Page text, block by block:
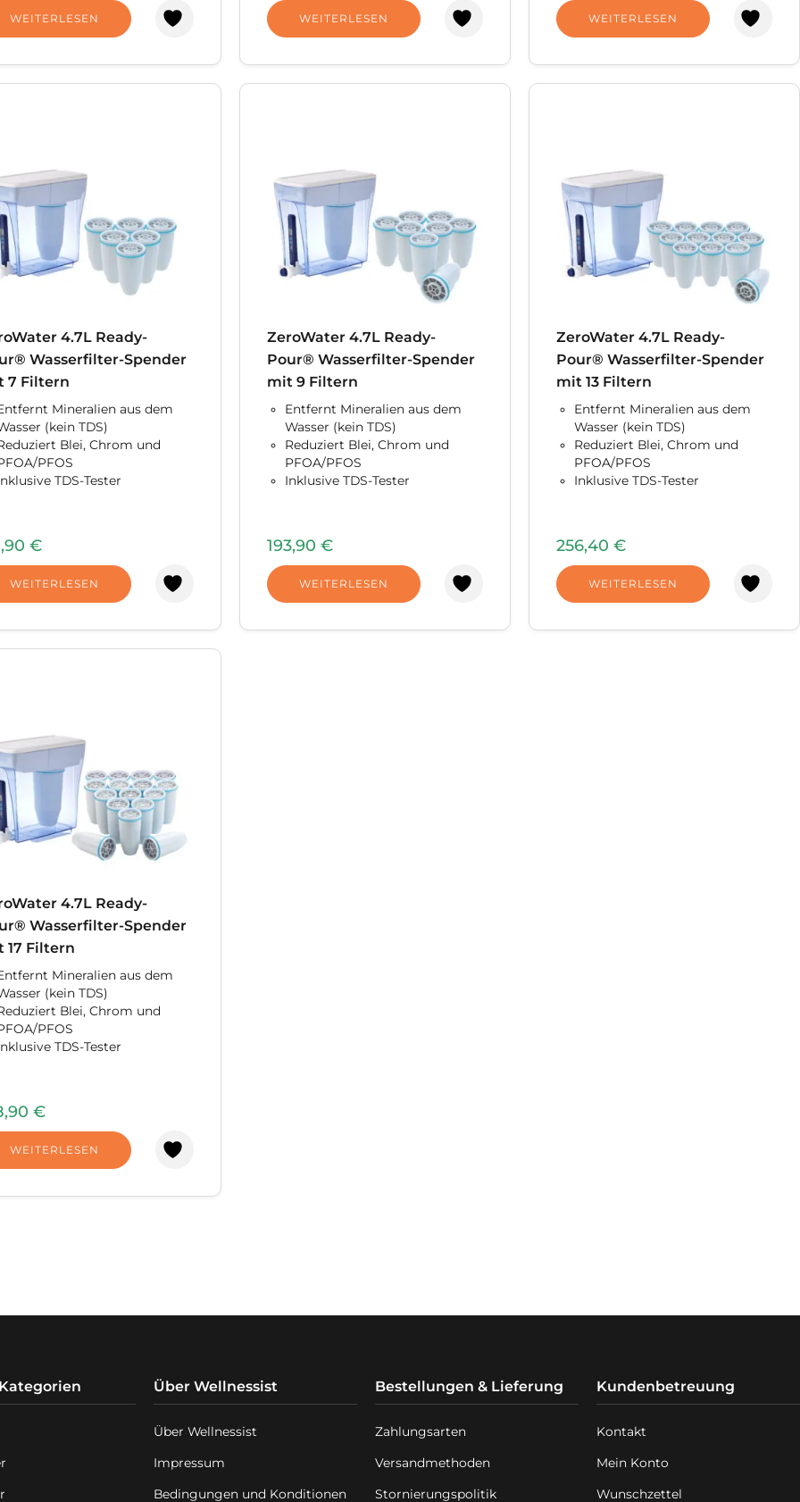
WEITERLESEN WEITERLESEN WEITERLESEN
4.7L Ready-
Wasserfilter-Spender
7 Filtern
Mineralien aus dem
(kein TDS)
Blei, Chrom und
PFOS
TDS-Tester
€
WEITERLESEN
ZeroWater 4.7L Ready-
Pour® Wasserfilter-Spender
mit 9 Filtern
Entfernt Mineralien aus dem
Wasser (kein TDS)
Reduziert Blei, Chrom und
PFOA/PFOS
Inklusive TDS-Tester
193,90€
WEITERLESEN
ZeroWater 4.7L Ready-
Pour® Wasserfilter-Spender
mit 13 Filtern
Entfernt Mineralien aus dem
Wasser (kein TDS)
Reduziert Blei, Chrom und
PFOA/PFOS
Inklusive TDS-Tester
256,40€
WEITERLESEN
4.7L Ready-
Wasserfilter-Spender
17 Filtern
Mineralien aus dem
(kein TDS)
Blei, Chrom und
PFOS
TDS-Tester
€
WEITERLESEN
Über Wellnessist
Über Wellnessist
Impressum
Bedingungen und Konditionen
Bestellungen & Lieferung
Zahlungsarten
Versandmethoden
Stornierungspolitik
Kundenbetreuung
Kontakt
Mein Konto
Wunschzettel